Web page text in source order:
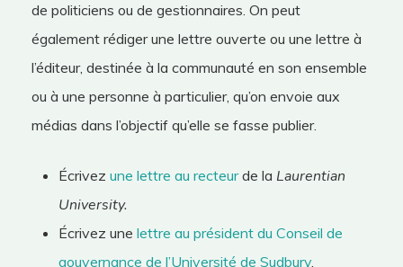
de politiciens ou de gestionnaires. On peut
également rédiger une lettre ouverte ou une lettre à
l’éditeur, destinée à la communauté en son ensemble
ou à une personne à particulier, qu’on envoie aux
médias dans l’objectif qu’elle se fasse publier.
Écrivez une lettre au recteurde la Laurentian
University.
Écrivez une lettre au président du Conseil de
gouvernance de l’Université de Sudbury.